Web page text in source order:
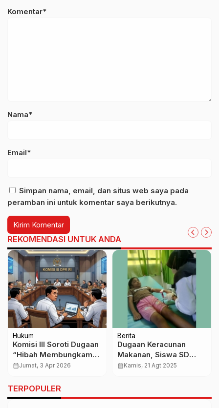
Komentar*
Nama*
Email*
Simpan nama, email, dan situs web saya pada
peramban ini untuk komentar saya berikutnya.
REKOMENDASI UNTUK ANDA
Hukum
Komisi III Soroti Dugaan
“Hibah Membungkam
Aparat” dalam RDP
calendar_monthJumat, 3 Apr 2026
Berita
Dugaan Keracunan
Makanan, Siswa SD
Impres Mokdale
calendar_monthKamis, 21 Agt 2025
TERPOPULER